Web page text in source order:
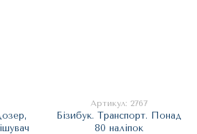
Артикул: 2767
Бізибук. Транспорт. Понад
80 наліпок